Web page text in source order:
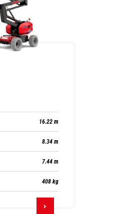
16.22 m
8.34 m
7.44 m
408 kg